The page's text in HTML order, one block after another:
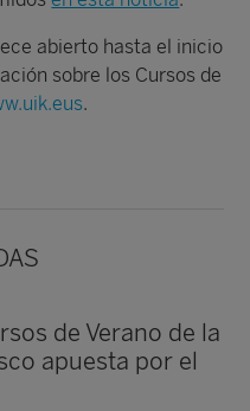
abierto hasta el inicio
sobre los Cursos de
.
de Verano de la
apuesta por el